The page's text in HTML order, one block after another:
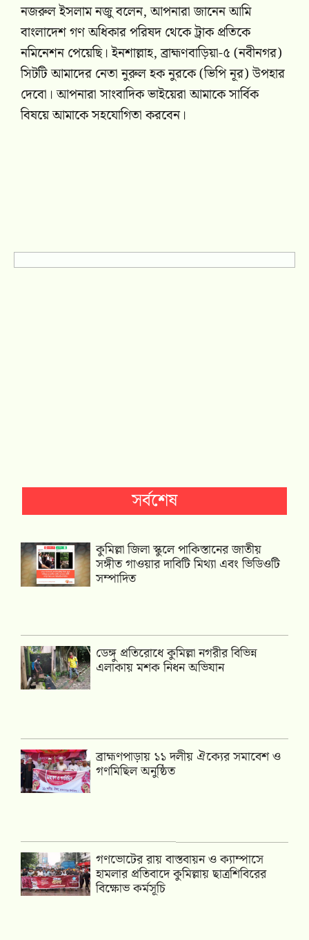
নজরুল ইসলাম নজু বলেন, আপনারা জানেন আমি
বাংলাদেশ গণ অধিকার পরিষদ থেকে ট্রাক প্রতিকে
নমিনেশন পেয়েছি। ইনশাল্লাহ, ব্রাহ্মণবাড়িয়া-৫ (নবীনগর)
সিটটি আমাদের নেতা নুরুল হক নুরকে (ভিপি নূর) উপহার
দেবো। আপনারা সাংবাদিক ভাইয়েরা আমাকে সার্বিক
বিষয়ে আমাকে সহযোগিতা করবেন।
সর্বশেষ
কুমিল্লা জিলা স্কুলে পাকিস্তানের জাতীয়
সঙ্গীত গাওয়ার দাবিটি মিথ্যা এবং ভিডিওটি
সম্পাদিত
ডেঙ্গু প্রতিরোধে কুমিল্লা নগরীর বিভিন্ন
এলাকায় মশক নিধন অভিযান
‎ব্রাহ্মণপাড়ায় ১১ দলীয় ঐক্যের সমাবেশ ও
গণমিছিল অনুষ্ঠিত
গণভোটের রায় বাস্তবায়ন ও ক্যাম্পাসে
হামলার প্রতিবাদে কুমিল্লায় ছাত্রশিবিরের
বিক্ষোভ কর্মসূচি